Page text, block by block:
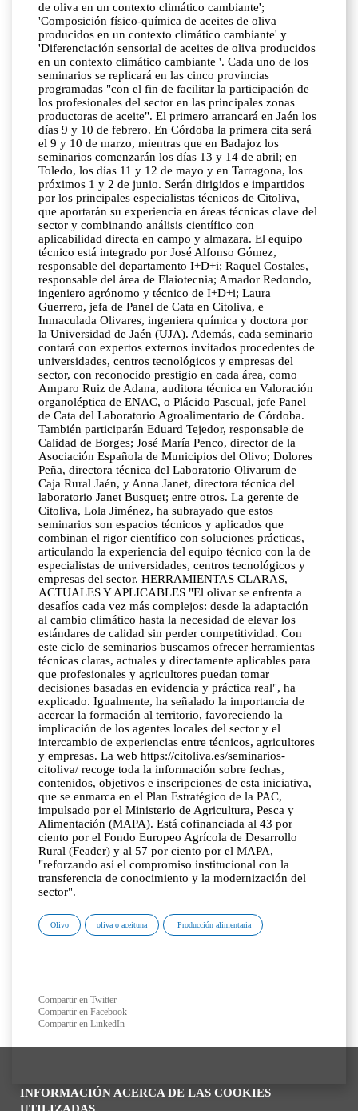
INFORMACIÓN ACERCA DE LAS COOKIES
de oliva en un contexto climático cambiante';
'Composición físico-química de aceites de oliva
producidos en un contexto climático cambiante' y
'Diferenciación sensorial de aceites de oliva producidos
en un contexto climático cambiante '. Cada uno de los
seminarios se replicará en las cinco provincias
programadas "con el fin de facilitar la participación de
los profesionales del sector en las principales zonas
productoras de aceite". El primero arrancará en Jaén los
días 9 y 10 de febrero. En Córdoba la primera cita será
el 9 y 10 de marzo, mientras que en Badajoz los
seminarios comenzarán los días 13 y 14 de abril; en
Toledo, los días 11 y 12 de mayo y en Tarragona, los
próximos 1 y 2 de junio. Serán dirigidos e impartidos
por los principales especialistas técnicos de Citoliva,
que aportarán su experiencia en áreas técnicas clave del
sector y combinando análisis científico con
aplicabilidad directa en campo y almazara. El equipo
técnico está integrado por José Alfonso Gómez,
responsable del departamento I+D+i; Raquel Costales,
responsable del área de Elaiotecnia; Amador Redondo,
ingeniero agrónomo y técnico de I+D+i; Laura
Guerrero, jefa de Panel de Cata en Citoliva, e
Inmaculada Olivares, ingeniera química y doctora por
la Universidad de Jaén (UJA). Además, cada seminario
contará con expertos externos invitados procedentes de
universidades, centros tecnológicos y empresas del
sector, con reconocido prestigio en cada área, como
Amparo Ruiz de Adana, auditora técnica en Valoración
organoléptica de ENAC, o Plácido Pascual, jefe Panel
de Cata del Laboratorio Agroalimentario de Córdoba.
También participarán Eduard Tejedor, responsable de
Calidad de Borges; José María Penco, director de la
Asociación Española de Municipios del Olivo; Dolores
Peña, directora técnica del Laboratorio Olivarum de
Caja Rural Jaén, y Anna Janet, directora técnica del
laboratorio Janet Busquet; entre otros. La gerente de
Citoliva, Lola Jiménez, ha subrayado que estos
seminarios son espacios técnicos y aplicados que
combinan el rigor científico con soluciones prácticas,
articulando la experiencia del equipo técnico con la de
especialistas de universidades, centros tecnológicos y
empresas del sector. HERRAMIENTAS CLARAS,
ACTUALES Y APLICABLES "El olivar se enfrenta a
desafíos cada vez más complejos: desde la adaptación
al cambio climático hasta la necesidad de elevar los
estándares de calidad sin perder competitividad. Con
este ciclo de seminarios buscamos ofrecer herramientas
técnicas claras, actuales y directamente aplicables para
que profesionales y agricultores puedan tomar
decisiones basadas en evidencia y práctica real", ha
explicado. Igualmente, ha señalado la importancia de
acercar la formación al territorio, favoreciendo la
implicación de los agentes locales del sector y el
intercambio de experiencias entre técnicos, agricultores
y empresas. La web https://citoliva.es/seminarios-
citoliva/ recoge toda la información sobre fechas,
contenidos, objetivos e inscripciones de esta iniciativa,
que se enmarca en el Plan Estratégico de la PAC,
impulsado por el Ministerio de Agricultura, Pesca y
Alimentación (MAPA). Está cofinanciada al 43 por
ciento por el Fondo Europeo Agrícola de Desarrollo
Rural (Feader) y al 57 por ciento por el MAPA,
"reforzando así el compromiso institucional con la
transferencia de conocimiento y la modernización del
sector".
Olivo oliva o aceituna Producción alimentaria
Compartir en Twitter
Compartir en Facebook
Compartir en LinkedIn